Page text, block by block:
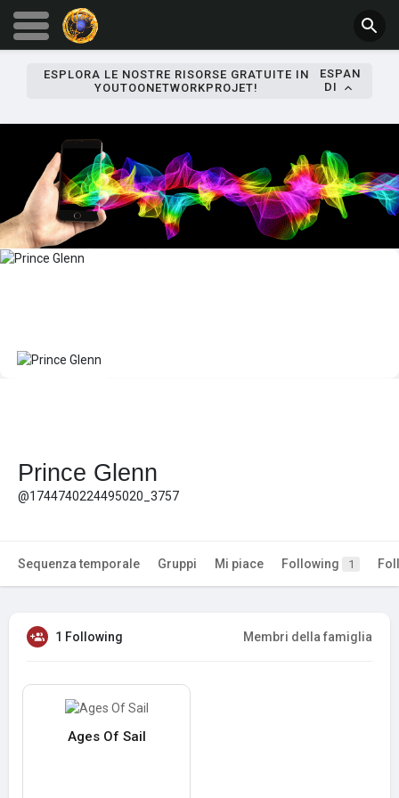
ESPLORA LE NOSTRE RISORSE GRATUITE IN
YOUTOONETWORKPROJET!
ESPAN
DI
Prince Glenn
@1744740224495020_3757
Sequenza temporale Gruppi Mi piace Following 1
1 Following Membri della famiglia
Ages Of Sail